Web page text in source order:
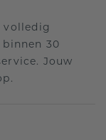
volledig
30
Jouw